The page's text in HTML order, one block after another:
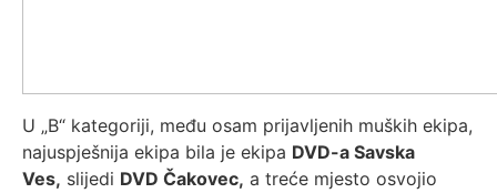
U „B“ kategoriji, među osam prijavljenih muških ekipa,
najuspješnija ekipa bila je ekipa DVD-a Savska
Ves, slijedi DVD Čakovec, a treće mjesto osvojio